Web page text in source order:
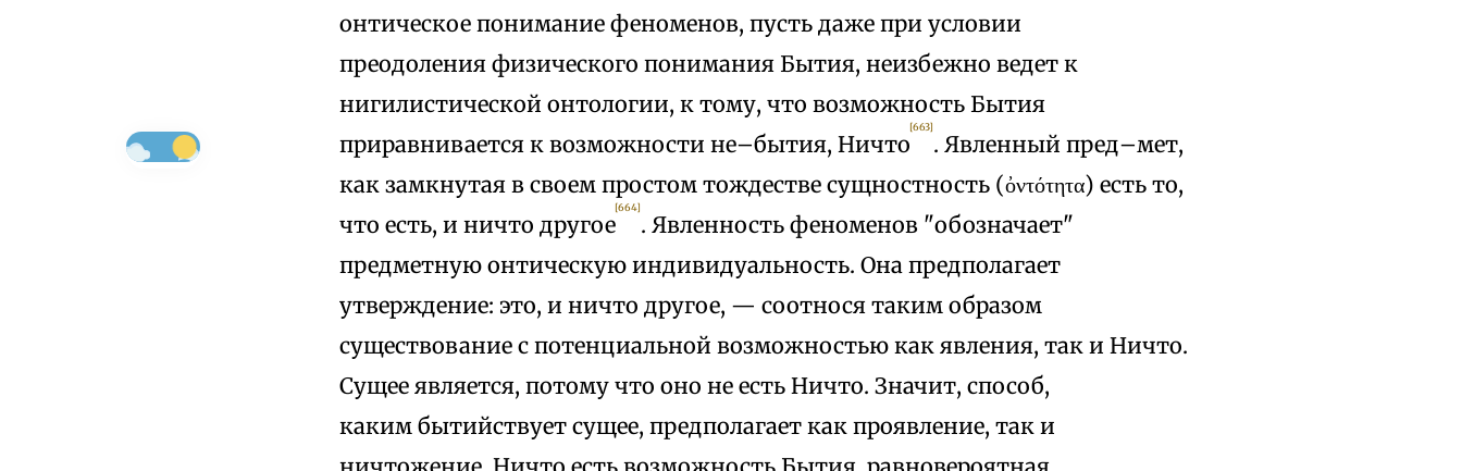
онтическое понимание феноменов, пусть даже при условии
преодоления физического понимания Бытия, неизбежно ведет к
нигилистической онтологии, к тому, что возможность Бытия
приравнивается к возможности не–бытия, Ничто
[663]
. Явленный пред–мет,
как замкнутая в своем простом тождестве сущностность (ὀντότητα) есть то,
что есть, и ничто другое
[664]
. Явленность феноменов "обозначает"
предметную онтическую индивидуальность. Она предполагает
утверждение: это, и ничто другое, — соотнося таким образом
существование с потенциальной возможностью как явления, так и Ничто.
Сущее является, потому что оно не есть Ничто. Значит, способ,
каким бытийствует сущее, предполагает как проявление, так и